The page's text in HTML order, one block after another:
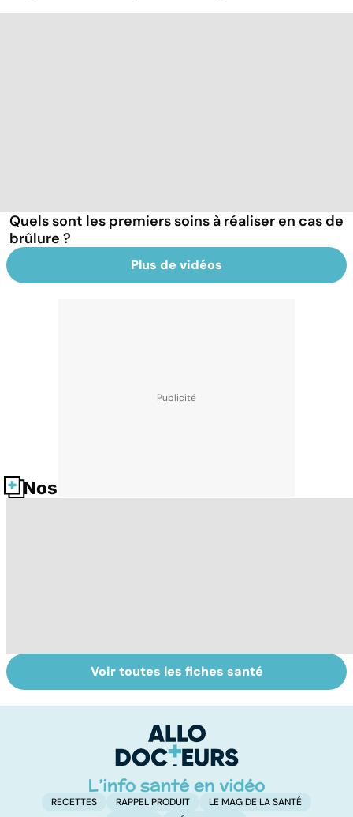
Quels sont les premiers soins à réaliser en cas de
brûlure ?
Plus de vidéos
Nos fiches santé
Pneumothorax :
quand l'air
La méningite : à
traiter en
Voir toutes les fiches santé
RECETTES RAPPEL PRODUIT
LE MAG DE LA SANTÉ